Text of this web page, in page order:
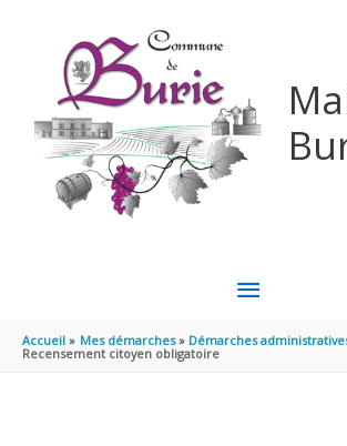
MENU
Accueil Mes démarches
Démarches
Recensement citoyen obligatoire